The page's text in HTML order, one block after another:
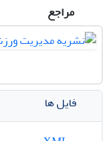
مراجع
فایل ها